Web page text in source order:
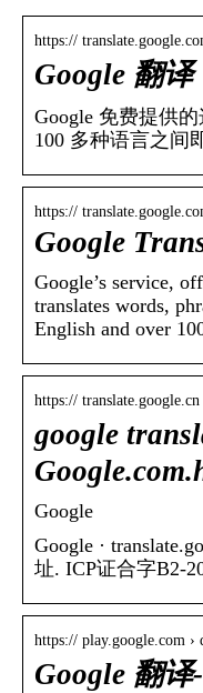
https://
Google 翻译
Google 免费提供
100 多种语言之间
https://
Google
Google’s service,
translates words,
English and over
https:// translate.google.cn
google
Google
Google ·
址. ICP证合字B2-
https:// play.google.com ›
Google 翻